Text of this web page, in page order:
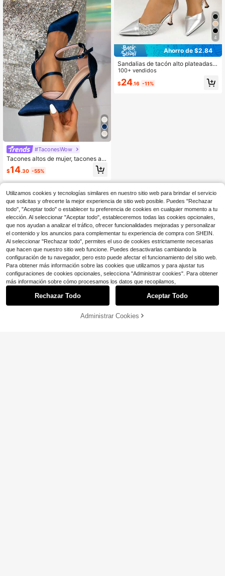
#TaconesWow
Tacones altos de mujer, tacones alt
os de punta puntiaguda de satén az
ul marino, zapatos de material de sa
tén azul, zapatos de boda rojos, tac
ones altos de material de satén, tac
ones altos de punta puntiaguda de
mujer azul marino, zapatos de muje
r de satén, tacones altos para event
os formales, tacones altos de colore
s brillantes, tacones de trabajo, tac
ones altos para fiestas navideñas, z
apatos formales para fiestas de vac
aciones
$14.30 -55%
4
Ahorro de $2.84
Sandalias de tacón alto plateadas e
legantes para mujer, zapatos de tac
ón de gatito, cómodos zapatos de s
alón de punta cerrada tipo Mary Ja
100+ vendidos
$24.16 -11%
COMPRA AHORA
Utilizamos cookies y tecnologías similares en nuestro sitio web para brindar el servicio
que solicitas y ofrecerte la mejor experiencia de sitio web posible. Puedes "Rechazar
todo", "Aceptar todo" o establecer tu preferencia de cookies en cualquier momento a tu
elección. Al seleccionar "Aceptar todo", estableceremos todas las cookies opcionales,
que nos ayudan a analizar el tráfico, ofrecer funcionalidades mejoradas y personalizar
el contenido y los anuncios para complementar tu experiencia de compra con SHEIN.
Al seleccionar "Rechazar todo", permites el uso de cookies estrictamente necesarias
que hacen que nuestro sitio web funcione. Puedes desactivarlas cambiando la
configuración de tu navegador, pero esto puede afectar el funcionamiento del sitio web.
Para obtener más información sobre las cookies que utilizamos y para ajustar tus
configuraciones de cookies opcionales, selecciona "Administrar cookies". Para obtener
más información sobre cómo procesamos los datos que recopilamos,
Rechazar Todo Aceptar Todo
Administrar Cookies